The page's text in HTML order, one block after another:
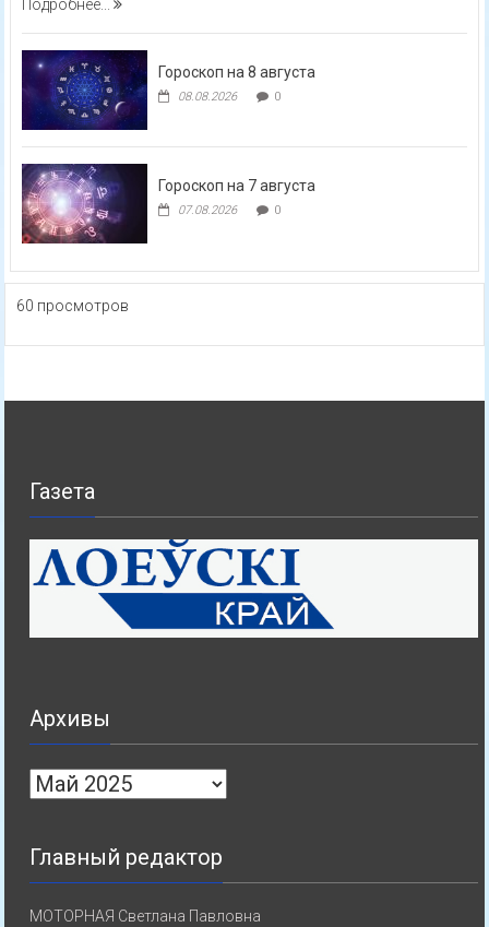
Подробнее...
Гороскоп на 8 августа
08.08.2026 0
Гороскоп на 7 августа
07.08.2026 0
60 просмотров
Газета
Архивы
Архивы
Главный редактор
МОТОРНАЯ Светлана Павловна